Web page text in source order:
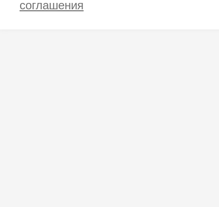
соглашения